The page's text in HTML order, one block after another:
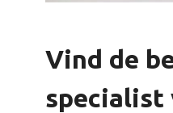
Vind de
specialist